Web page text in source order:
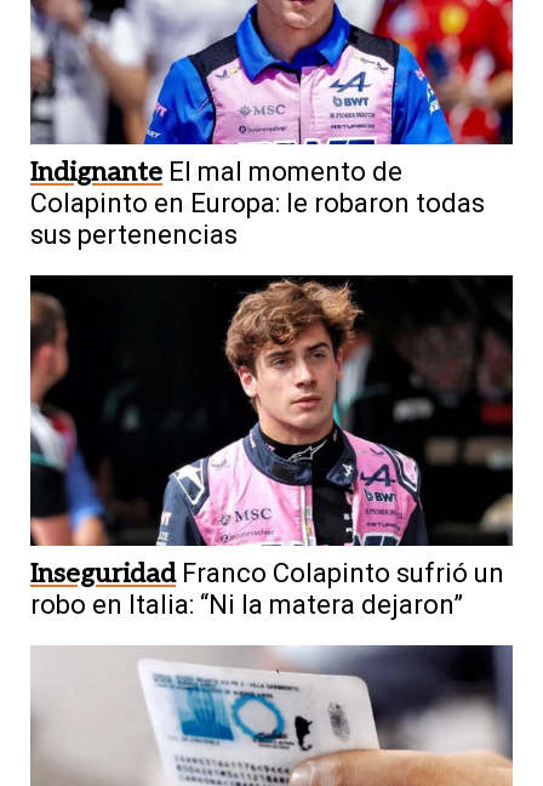
Indignante El mal momento de
Colapinto en Europa: le robaron todas
sus pertenencias
Inseguridad Franco Colapinto sufrió un
robo en Italia: “Ni la matera dejaron”